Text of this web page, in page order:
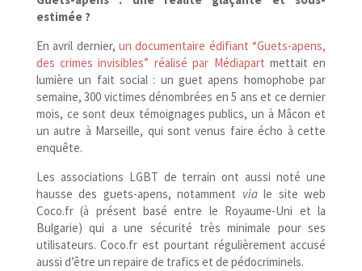
estimée ?
En avril dernier, un documentaire édifiant “Guets-​apens,
des crimes invisibles” réalisé par Médiapart mettait en
lumière un fait social : un guet apens homophobe par
semaine, 300 victimes dénombrées en 5 ans et ce dernier
mois, ce sont deux témoignages publics, un à Mâcon et
un autre à Marseille, qui sont venus faire écho à cette
enquête.
Les associations LGBT de terrain ont aussi noté une
hausse des guets-​apens, notamment viale site web
Coco​.fr (à présent basé entre le Royaume-​Uni et la
Bulgarie) qui a une sécurité très minimale pour ses
utilisateurs.Coco​.fr est pourtant régulièrement accusé
aussi d’être un repaire de trafics et de pédocriminels.